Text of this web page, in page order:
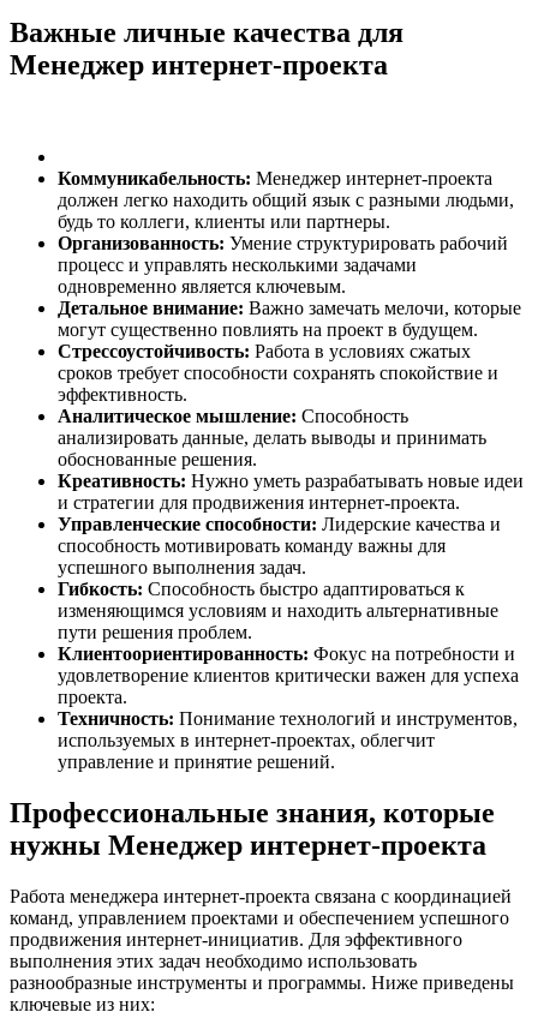
Важные личные качества для
Менеджер интернет-проекта
Коммуникабельность: Менеджер интернет-проекта
должен легко находить общий язык с разными людьми,
будь то коллеги, клиенты или партнеры.
Организованность: Умение структурировать рабочий
процесс и управлять несколькими задачами
одновременно является ключевым.
Детальное внимание: Важно замечать мелочи, которые
могут существенно повлиять на проект в будущем.
Стрессоустойчивость: Работа в условиях сжатых
сроков требует способности сохранять спокойствие и
эффективность.
Аналитическое мышление: Способность
анализировать данные, делать выводы и принимать
обоснованные решения.
Креативность: Нужно уметь разрабатывать новые идеи
и стратегии для продвижения интернет-проекта.
Управленческие способности: Лидерские качества и
способность мотивировать команду важны для
успешного выполнения задач.
Гибкость: Способность быстро адаптироваться к
изменяющимся условиям и находить альтернативные
пути решения проблем.
Клиентоориентированность: Фокус на потребности и
удовлетворение клиентов критически важен для успеха
проекта.
Техничность: Понимание технологий и инструментов,
используемых в интернет-проектах, облегчит
управление и принятие решений.
Профессиональные знания, которые
нужны Менеджер интернет-проекта
Работа менеджера интернет-проекта связана с координацией
команд, управлением проектами и обеспечением успешного
продвижения интернет-инициатив. Для эффективного
выполнения этих задач необходимо использовать
разнообразные инструменты и программы. Ниже приведены
ключевые из них: